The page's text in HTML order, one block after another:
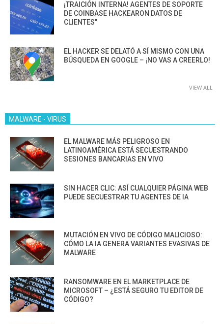
¡TRAICIÓN INTERNA! AGENTES DE SOPORTE
DE COINBASE HACKEARON DATOS DE
CLIENTES”
EL HACKER SE DELATÓ A SÍ MISMO CON UNA
BÚSQUEDA EN GOOGLE – ¡NO VAS A CREERLO!
VIEW ALL
MALWARE - VIRUS
EL MALWARE MÁS PELIGROSO EN
LATINOAMÉRICA ESTÁ SECUESTRANDO
SESIONES BANCARIAS EN VIVO
SIN HACER CLIC: ASÍ CUALQUIER PÁGINA WEB
PUEDE SECUESTRAR TU AGENTES DE IA
MUTACIÓN EN VIVO DE CÓDIGO MALICIOSO:
CÓMO LA IA GENERA VARIANTES EVASIVAS DE
MALWARE
RANSOMWARE EN EL MARKETPLACE DE
MICROSOFT – ¿ESTÁ SEGURO TU EDITOR DE
CÓDIGO?